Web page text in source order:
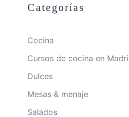
Categorías
Cocina
Cursos de cocina en
Dulces
Mesas & menaje
Salados